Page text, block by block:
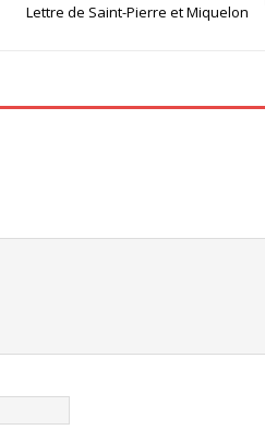
Lettre de Saint-Pierre et Miquelon